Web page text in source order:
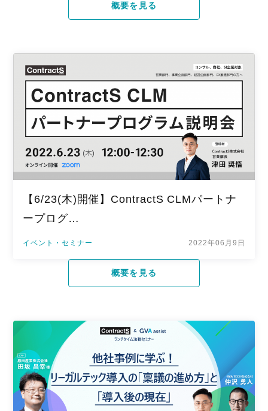
概要を見る
【6/23(木)開催】ContractS CLMパートナ
ープログ…
イベント・セミナー 2022年06月9日
概要を見る